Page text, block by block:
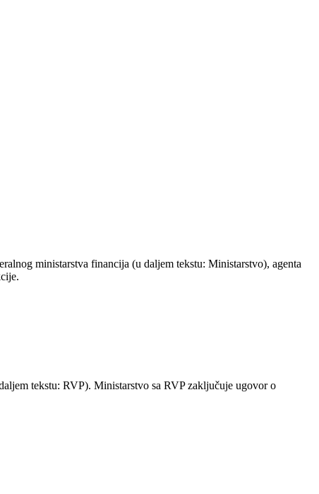
ministarstva financija (u daljem tekstu: Ministarstvo), agenta
tekstu: RVP). Ministarstvo sa RVP zaključuje ugovor o